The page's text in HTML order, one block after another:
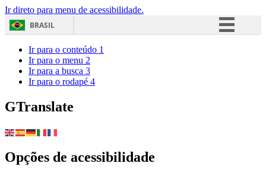
Ir direto para menu de acessibilidade.
BRASIL
Ir para o conteúdo 1
Ir para o menu 2
Ir para a busca 3
Ir para o rodapé 4
GTranslate
Opções de acessibilidade